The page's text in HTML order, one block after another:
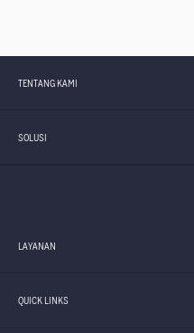
TENTANG KAMI
SOLUSI
LAYANAN
QUICK LINKS